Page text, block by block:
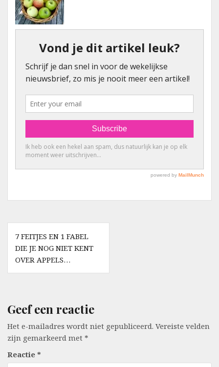
Berichtnavigatie
7 FEITJES EN 1 FABEL
DIE JE NOG NIET KENT
OVER APPELS…
Geef een reactie
Het e-mailadres wordt niet gepubliceerd. Vereiste velden
zijn gemarkeerd met *
Reactie *